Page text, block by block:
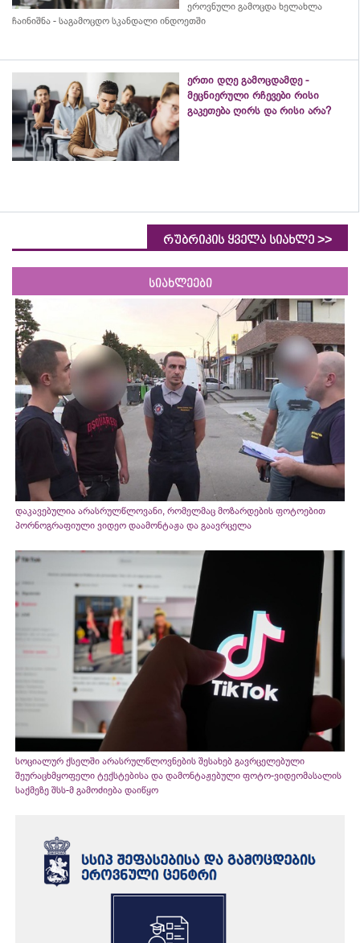
ეროვნული გამოცდა ხელახლა
ჩაინიშნა - საგამოცდო სკანდალი ინდოეთში
ერთი დღე გამოცდამდე -
მეცნიერული რჩევები რისი
გაკეთება ღირს და რისი არა?
რუბრიკის ყველა სიახლე >>
სიახლეები
დაკავებულია არასრულწლოვანი, რომელმაც მოზარდების ფოტოებით
პორნოგრაფიული ვიდეო დაამონტაჟა და გაავრცელა
სოციალურ ქსელში არასრულწლოვნების შესახებ გავრცელებული
შეურაცხმყოფელი ტექსტებისა და დამონტაჟებული ფოტო-ვიდეომასალის
საქმეზე შსს-მ გამოძიება დაიწყო